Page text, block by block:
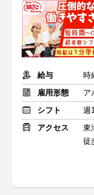
給与
時
雇用形態
ア
シフト
週
アクセス
東
徒